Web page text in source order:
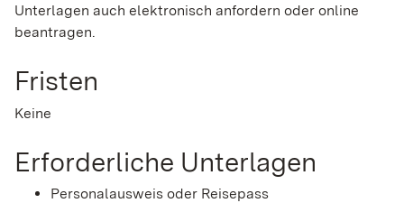
Unterlagen auch elektronisch anfordern oder online
beantragen.
Fristen
Keine
Erforderliche Unterlagen
Personalausweis oder Reisepass